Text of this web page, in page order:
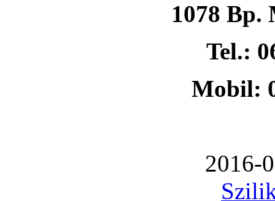
1078 Bp.
Tel.:
Mobil:
2016-